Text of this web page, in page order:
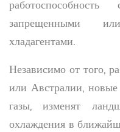
запрещенными
хладагентами.
Независимо от того,
или Австралии,
газы, изменят
охлаждения в